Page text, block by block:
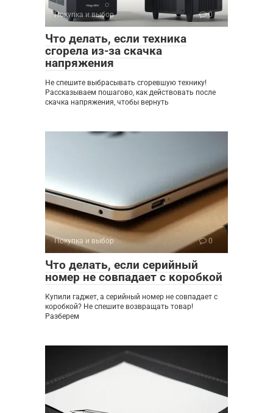
Покупка и выбор 0
Что делать, если техника
сгорела из-за скачка
напряжения
Не спешите выбрасывать сгоревшую технику!
Рассказываем пошагово, как действовать после
скачка напряжения, чтобы вернуть
Покупка и выбор 0
Что делать, если серийный
номер не совпадает с коробкой
Купили гаджет, а серийный номер не совпадает с
коробкой? Не спешите возвращать товар!
Разберем